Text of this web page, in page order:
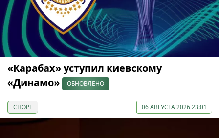
«Карабах» уступил киевскому
«Динамо»
ОБНОВЛЕНО
СПОРТ 06 АВГУСТА 2026 23:01